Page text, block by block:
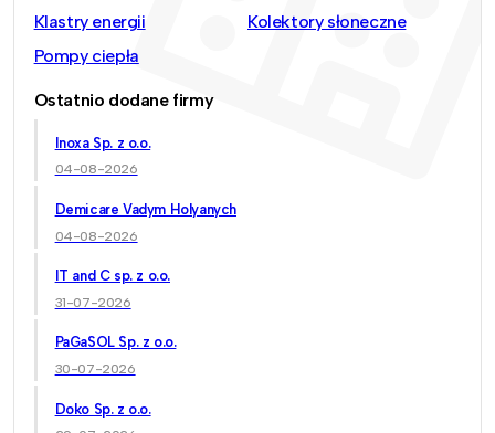
Klastry energii
Kolektory słoneczne
Pompy ciepła
Ostatnio dodane firmy
Inoxa Sp. z o.o.
04-08-2026
Demicare Vadym Holyanych
04-08-2026
IT and C sp. z o.o.
31-07-2026
PaGaSOL Sp. z o.o.
30-07-2026
Doko Sp. z o.o.